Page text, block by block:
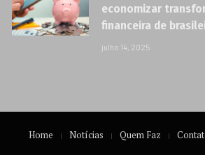
economizar
financeira de
julho 14, 2025
Home Notícias Quem Faz